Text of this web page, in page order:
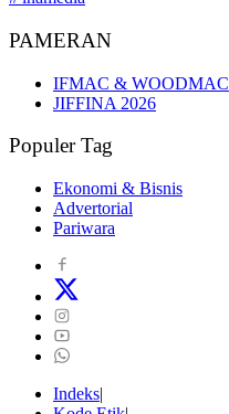
PAMERAN
IFMAC & WOODMAC
JIFFINA 2026
Populer Tag
Ekonomi & Bisnis
Advertorial
Pariwara
Indeks